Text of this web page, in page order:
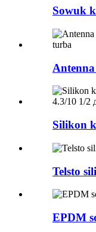
Sowuk
Silikon
Telsto
EPDM